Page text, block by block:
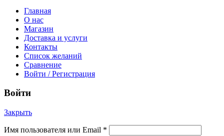
Главная
О нас
Магазин
Доставка и услуги
Контакты
Список желаний
Сравнение
Войти / Регистрация
Войти
Закрыть
Имя пользователя или Email *